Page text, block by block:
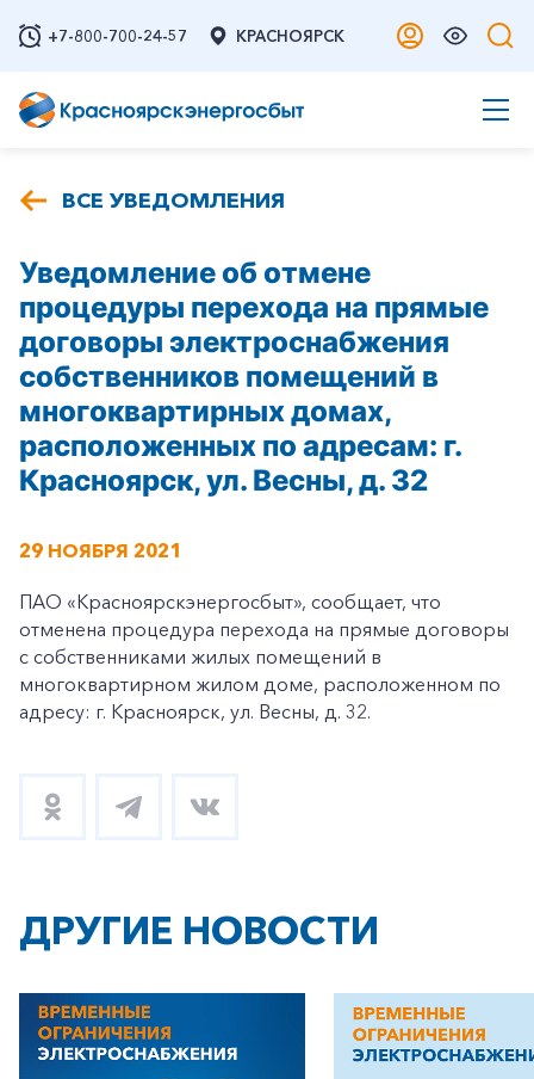
+7-800-700-24-57 КРАСНОЯРСК
ВСЕ УВЕДОМЛЕНИЯ
Уведомление об отмене
процедуры перехода на прямые
договоры электроснабжения
собственников помещений в
многоквартирных домах,
расположенных по адресам: г.
Красноярск, ул. Весны, д. 32
29 НОЯБРЯ 2021
ПАО «Красноярскэнергосбыт», сообщает, что
отменена процедура перехода на прямые договоры
с собственниками жилых помещений в
многоквартирном жилом доме, расположенном по
адресу: г. Красноярск, ул. Весны, д. 32.
ДРУГИЕ НОВОСТИ